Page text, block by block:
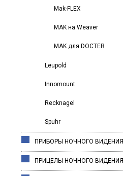
Mak-FLEX
MAK на Weaver
MAK для DOCTER
Leupold
Innomount
Recknagel
Spuhr
ПРИБОРЫ НОЧНОГО ВИДЕНИЯ
ПРИЦЕЛЫ НОЧНОГО ВИДЕНИЯ